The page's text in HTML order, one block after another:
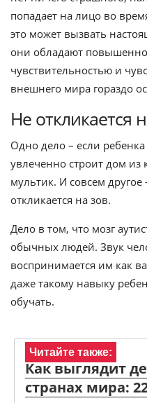
попадает на лицо во
это может вызвать
они обладают
чувствительностью и
внешнего мира гораздо
Не откликается
Одно дело – если
увлеченно строит дом из
мультик. И совсем
откликается на зов.
Дело в том, что мозг
обычных людей. Звук
воспринимается им как
даже такому навыку
обучать.
Читайте также:
Как выглядит
странах мира: